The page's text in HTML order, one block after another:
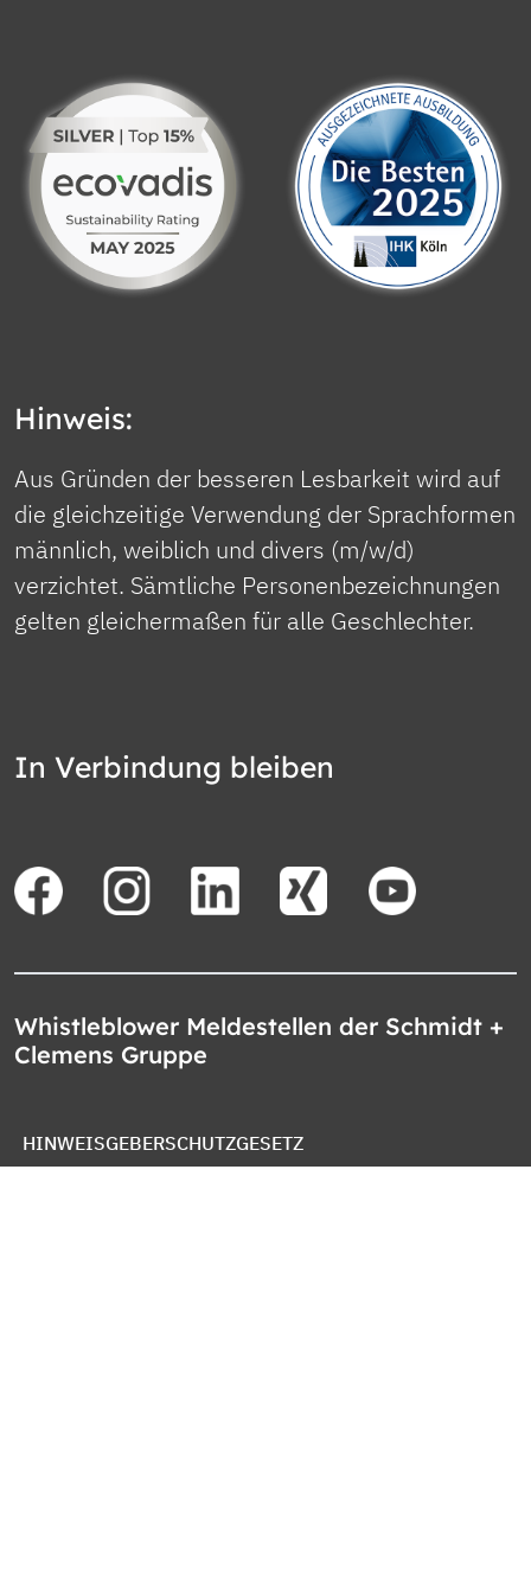
Hinweis:
Aus Gründen der besseren Lesbarkeit wird auf
die gleichzeitige Verwendung der Sprachformen
männlich, weiblich und divers (m/w/d)
verzichtet. Sämtliche Personenbezeichnungen
gelten gleichermaßen für alle Geschlechter.
In Verbindung bleiben
Whistleblower Meldestellen der Schmidt +
Clemens Gruppe
HINWEISGEBERSCHUTZGESETZ